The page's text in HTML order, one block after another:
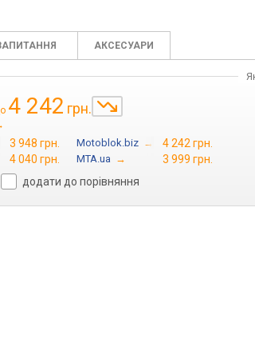
АКСЕСУАРИ
4 242 грн.
3 948 грн. Motoblok.biz → 4 242 грн.
4 040 грн. MTA.ua →
3 999 грн.
додати до порівняння